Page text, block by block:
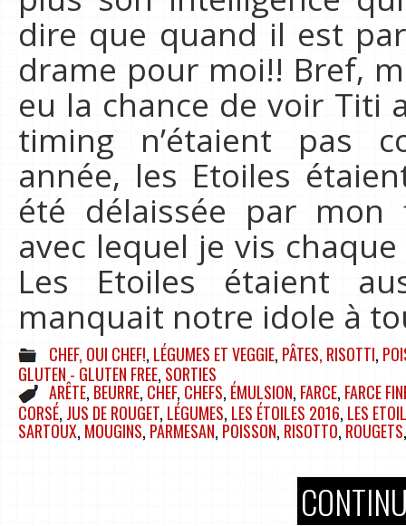
dire que quand il est
drame pour moi!! Bref,
eu la chance de voir Titi
timing n’étaient pas
année, les Etoiles
été délaissée par mon
avec lequel je vis
Les Etoiles étaient
manquait notre idole à
CHEF, OUI CHEF!, LÉGUMES ET VEGGIE, PÂTES, RISOTTI,
GLUTEN - GLUTEN FREE, SORTIES
ARÊTE, BEURRE, CHEF, CHEFS, ÉMULSION, FARCE, FARCE
CORSÉ, JUS DE ROUGET, LÉGUMES, LES ÉTOILES 2016, LES
SARTOUX, MOUGINS, PARMESAN, POISSON, RISOTTO,ROUGETS